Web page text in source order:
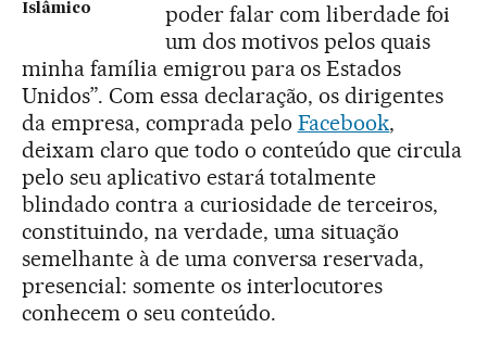
Islâmico
poder falar com liberdade foi
um dos motivos pelos quais
minha família emigrou para os Estados
Unidos”. Com essa declaração, os dirigentes
da empresa, comprada pelo Facebook,
deixam claro que todo o conteúdo que circula
pelo seu aplicativo estará totalmente
blindado contra a curiosidade de terceiros,
constituindo, na verdade, uma situação
semelhante à de uma conversa reservada,
presencial: somente os interlocutores
conhecem o seu conteúdo.